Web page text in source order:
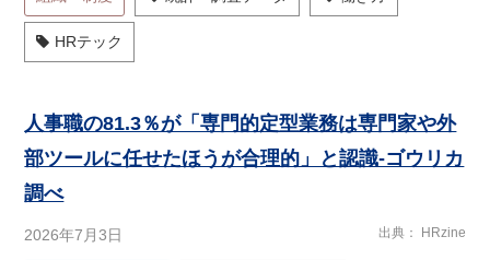
HRテック
人事職の81.3％が「専門的定型業務は専門家や外
部ツールに任せたほうが合理的」と認識-ゴウリカ
調べ
2026年7月3日 出典 HRzine